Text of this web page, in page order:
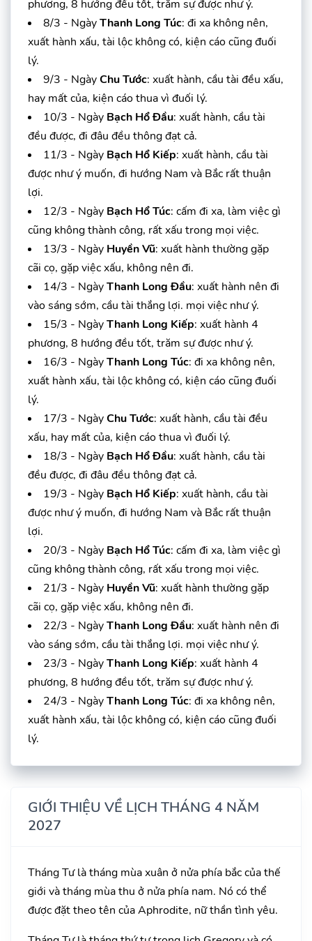
phương, 8 hướng đều tốt, trăm sự được như ý.
8/3 - NgàyThanh Long Túc: đi xa không nên,
xuất hành xấu, tài lộc không có, kiện cáo cũng đuối
lý.
9/3 - NgàyChu Tước: xuất hành, cầu tài đều xấu,
hay mất của, kiện cáo thua vì đuối lý.
10/3 - Ngày Bạch Hổ Đầu: xuất hành, cầu tài
đều được, đi đâu đều thông đạt cả.
11/3 - Ngày Bạch Hổ Kiếp: xuất hành, cầu tài
được như ý muốn, đi hướng Nam và Bắc rất thuận
lợi.
12/3 - Ngày Bạch Hổ Túc: cấm đi xa, làm việc gì
cũng không thành công, rất xấu trong mọi việc.
13/3 - Ngày Huyền Vũ: xuất hành thường gặp
cãi cọ, gặp việc xấu, không nên đi.
14/3 - NgàyThanh Long Đầu: xuất hành nên đi
vào sáng sớm, cầu tài thắng lợi. mọi việc như ý.
15/3 - NgàyThanh Long Kiếp: xuất hành 4
phương, 8 hướng đều tốt, trăm sự được như ý.
16/3 - NgàyThanh Long Túc: đi xa không nên,
xuất hành xấu, tài lộc không có, kiện cáo cũng đuối
lý.
17/3 - NgàyChu Tước: xuất hành, cầu tài đều
xấu, hay mất của, kiện cáo thua vì đuối lý.
18/3 - Ngày Bạch Hổ Đầu: xuất hành, cầu tài
đều được, đi đâu đều thông đạt cả.
19/3 - Ngày Bạch Hổ Kiếp: xuất hành, cầu tài
được như ý muốn, đi hướng Nam và Bắc rất thuận
lợi.
20/3 - Ngày Bạch Hổ Túc: cấm đi xa, làm việc gì
cũng không thành công, rất xấu trong mọi việc.
21/3 - Ngày Huyền Vũ: xuất hành thường gặp
cãi cọ, gặp việc xấu, không nên đi.
22/3 - NgàyThanh Long Đầu: xuất hành nên đi
vào sáng sớm, cầu tài thắng lợi. mọi việc như ý.
23/3 - NgàyThanh Long Kiếp: xuất hành 4
phương, 8 hướng đều tốt, trăm sự được như ý.
24/3 - NgàyThanh Long Túc: đi xa không nên,
xuất hành xấu, tài lộc không có, kiện cáo cũng đuối
lý.
GIỚI THIỆU VỀ LỊCH THÁNG 4 NĂM
2027
Tháng Tư là tháng mùa xuân ở nửa phía bắc của thế
giới và tháng mùa thu ở nửa phía nam. Nó có thể
được đặt theo tên của Aphrodite, nữ thần tình yêu.